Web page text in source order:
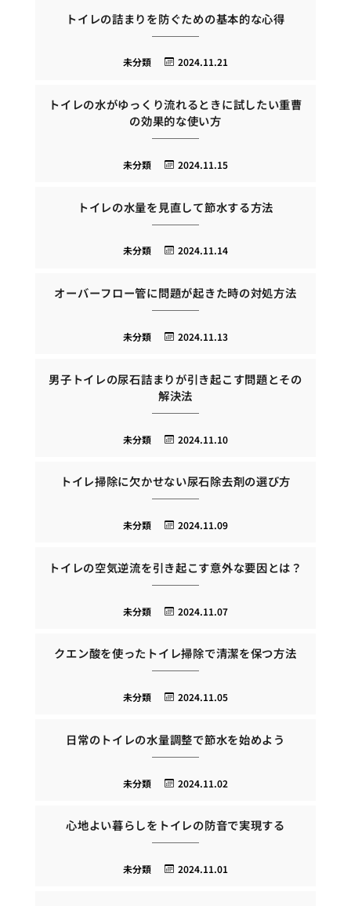
トイレの詰まりを防ぐための基本的な心得
2024.11.21
未分類
トイレの水がゆっくり流れるときに試したい重曹
の効果的な使い方
2024.11.15
未分類
トイレの水量を見直して節水する方法
2024.11.14
未分類
オーバーフロー管に問題が起きた時の対処方法
2024.11.13
未分類
男子トイレの尿石詰まりが引き起こす問題とその
解決法
2024.11.10
未分類
トイレ掃除に欠かせない尿石除去剤の選び方
2024.11.09
未分類
トイレの空気逆流を引き起こす意外な要因とは？
2024.11.07
未分類
クエン酸を使ったトイレ掃除で清潔を保つ方法
2024.11.05
未分類
日常のトイレの水量調整で節水を始めよう
2024.11.02
未分類
心地よい暮らしをトイレの防音で実現する
2024.11.01
未分類